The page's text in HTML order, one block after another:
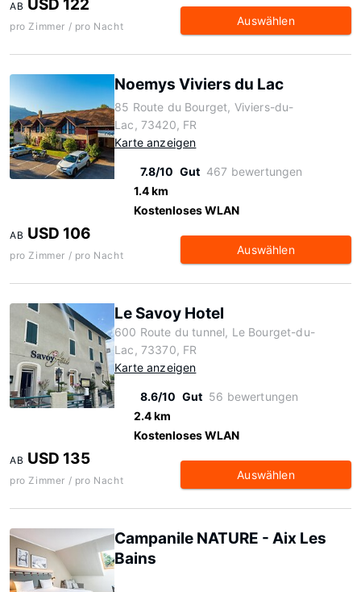
AB USD 122
pro Zimmer / pro Nacht Auswählen
Noemys Viviers du Lac
85 Route du Bourget, Viviers-du-
Lac, 73420, FR
Karte anzeigen
7.8/10 Gut 467 bewertungen
1.4 km
Kostenloses WLAN
AB USD 106
pro Zimmer / pro Nacht Auswählen
Le Savoy Hotel
600 Route du tunnel, Le Bourget-du-
Lac, 73370, FR
Karte anzeigen
8.6/10 Gut 56 bewertungen
2.4 km
Kostenloses WLAN
AB USD 135
pro Zimmer / pro Nacht Auswählen
Campanile NATURE - Aix Les
Bains